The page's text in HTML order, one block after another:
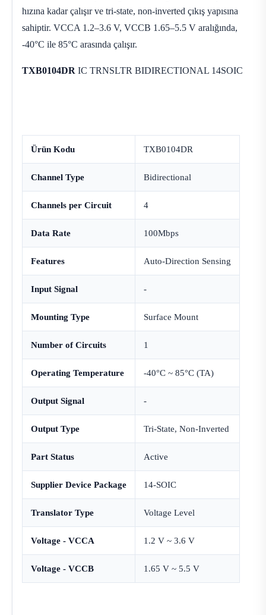
hızına kadar çalışır ve tri-state, non-inverted çıkış yapısına
sahiptir. VCCA 1.2–3.6 V, VCCB 1.65–5.5 V aralığında,
-40°C ile 85°C arasında çalışır.
TXB0104DR IC TRNSLTR BIDIRECTIONAL 14SOIC
Ürün Kodu TXB0104DR
Channel Type Bidirectional
Channels per Circuit 4
Data Rate 100Mbps
Features Auto-Direction Sensing
Input Signal -
Mounting Type Surface Mount
Number of Circuits 1
Operating Temperature -40°C ~ 85°C (TA)
Output Signal -
Output Type Tri-State, Non-Inverted
Part Status Active
Supplier Device Package 14-SOIC
Translator Type Voltage Level
Voltage - VCCA 1.2 V ~ 3.6 V
Voltage - VCCB 1.65 V ~ 5.5 V